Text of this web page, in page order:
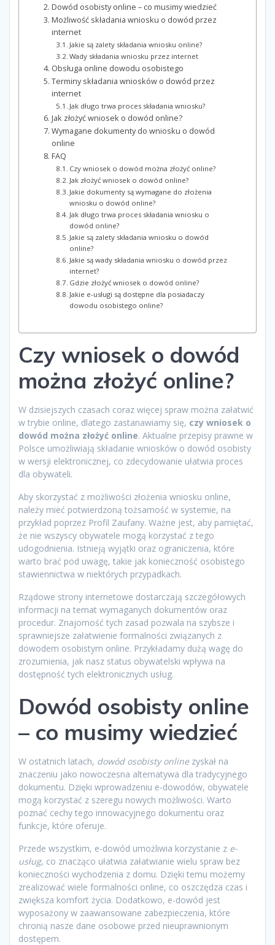
Dowód osobisty online – co musimy wiedzieć
Możliwość składania wniosku o dowód przez
internet
Jakie są zalety składania wniosku online?
Wady składania wniosku przez internet
Obsługa online dowodu osobistego
Terminy składania wniosków o dowód przez
internet
Jak długo trwa proces składania wniosku?
Jak złożyć wniosek o dowód online?
Wymagane dokumenty do wniosku o dowód
online
FAQ
Czy wniosek o dowód można złożyć online?
Jak złożyć wniosek o dowód online?
Jakie dokumenty są wymagane do złożenia
wniosku o dowód online?
Jak długo trwa proces składania wniosku o
dowód online?
Jakie są zalety składania wniosku o dowód
online?
Jakie są wady składania wniosku o dowód przez
internet?
Gdzie złożyć wniosek o dowód online?
Jakie e-usługi są dostępne dla posiadaczy
dowodu osobistego online?
Czy wniosek o dowód
można złożyć online?
W dzisiejszych czasach coraz więcej spraw można załatwić
w trybie online, dlatego zastanawiamy się, czy wniosek o
dowód można złożyć online. Aktualne przepisy prawne w
Polsce umożliwiają składanie wniosków o dowód osobisty
w wersji elektronicznej, co zdecydowanie ułatwia proces
dla obywateli.
Aby skorzystać z możliwości złożenia wniosku online,
należy mieć potwierdzoną tożsamość w systemie, na
przykład poprzez Profil Zaufany. Ważne jest, aby pamiętać,
że nie wszyscy obywatele mogą korzystać z tego
udogodnienia. Istnieją wyjątki oraz ograniczenia, które
warto brać pod uwagę, takie jak konieczność osobistego
stawiennictwa w niektórych przypadkach.
Rządowe strony internetowe dostarczają szczegółowych
informacji na temat wymaganych dokumentów oraz
procedur. Znajomość tych zasad pozwala na szybsze i
sprawniejsze załatwienie formalności związanych z
dowodem osobistym online. Przykładamy dużą wagę do
zrozumienia, jak nasz status obywatelski wpływa na
dostępność tych elektronicznych usług.
Dowód osobisty online
– co musimy wiedzieć
W ostatnich latach, dowód osobisty onlinezyskał na
znaczeniu jako nowoczesna alternatywa dla tradycyjnego
dokumentu. Dzięki wprowadzeniu e-dowodów, obywatele
mogą korzystać z szeregu nowych możliwości. Warto
poznać cechy tego innowacyjnego dokumentu oraz
funkcje, które oferuje.
Przede wszystkim, e-dowód umożliwia korzystanie z e-
usług, co znacząco ułatwia załatwianie wielu spraw bez
konieczności wychodzenia z domu. Dzięki temu możemy
zrealizować wiele formalności online, co oszczędza czas i
zwiększa komfort życia. Dodatkowo, e-dowód jest
wyposażony w zaawansowane zabezpieczenia, które
chronią nasze dane osobowe przed nieuprawnionym
dostępem.